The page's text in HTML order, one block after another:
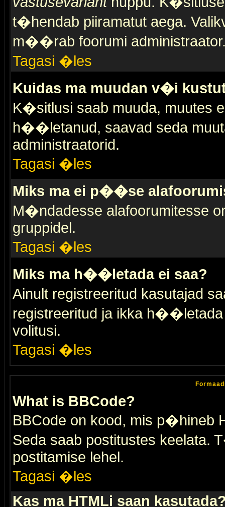
t�hendab piiramatut aega.
m��rab foorumi
Tagasi �les
Kuidas ma muudan v�i
K�sitlusi saab muuda, muutes
h��letanud, saavad seda
administraatorid.
Tagasi �les
Miks ma ei p��se
M�ndadesse alafoorumitesse
gruppidel.
Tagasi �les
Miks ma h��letada ei saa?
Ainult registreeritud kasutajad
registreeritud ja ikka h��letada
volitusi.
Tagasi �les
What is BBCode?
BBCode on kood, mis p�hineb
Seda saab postitustes keelata.
postitamise lehel.
Tagasi �les
Kas ma HTMLi saan